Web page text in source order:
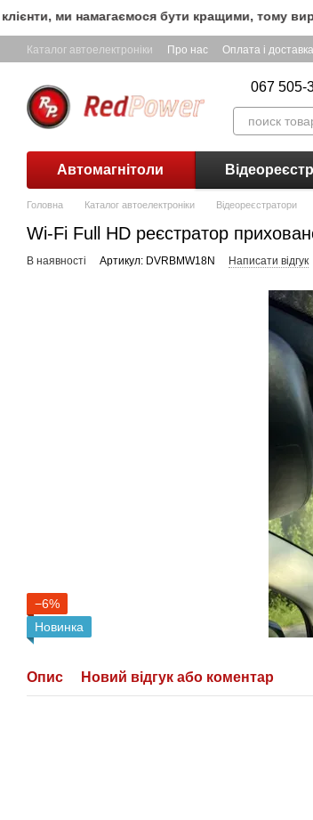
Перейти до основного контенту
ми намагаємося бути кращими, тому
Каталог автоелектроніки Про нас Оплата і доставка
067 505-
Автомагнітоли
Головна Каталог автоелектроніки Відеореєстратори
Wi-Fi Full HD реєстратор
В наявності Артикул: DVRBMW18N Написати відгук
−6%
Новинка
Опис Новий відгук або коментар